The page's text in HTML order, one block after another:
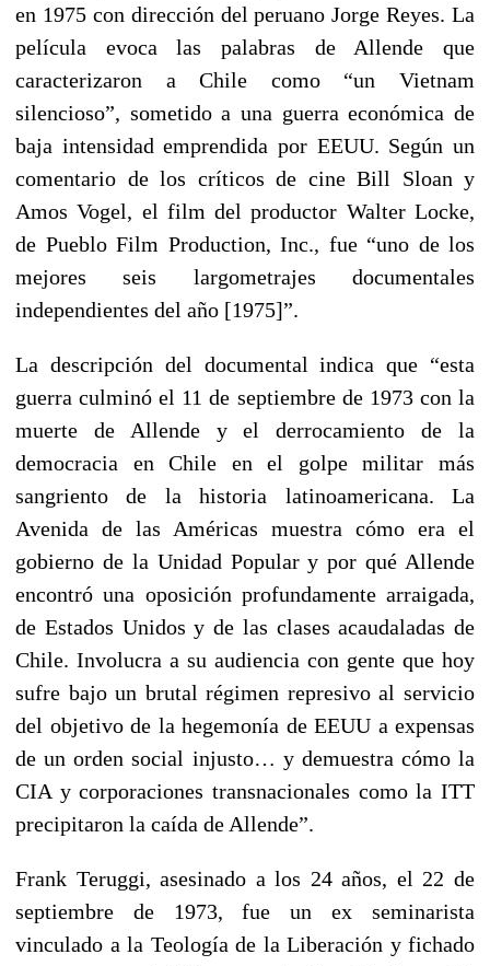
en 1975 con dirección del peruano Jorge Reyes. La
película evoca las palabras de Allende que
caracterizaron a Chile como “un Vietnam
silencioso”, sometido a una guerra económica de
baja intensidad emprendida por EEUU. Según un
comentario de los críticos de cine Bill Sloan y
Amos Vogel, el film del productor Walter Locke,
de Pueblo Film Production, Inc., fue “uno de los
mejores seis largometrajes documentales
independientes del año [1975]”.
La descripción del documental indica que “esta
guerra culminó el 11 de septiembre de 1973 con la
muerte de Allende y el derrocamiento de la
democracia en Chile en el golpe militar más
sangriento de la historia latinoamericana. La
Avenida de las Américas muestra cómo era el
gobierno de la Unidad Popular y por qué Allende
encontró una oposición profundamente arraigada,
de Estados Unidos y de las clases acaudaladas de
Chile. Involucra a su audiencia con gente que hoy
sufre bajo un brutal régimen represivo al servicio
del objetivo de la hegemonía de EEUU a expensas
de un orden social injusto… y demuestra cómo la
CIA y corporaciones transnacionales como la ITT
precipitaron la caída de Allende”.
Frank Teruggi, asesinado a los 24 años, el 22 de
septiembre de 1973, fue un ex seminarista
vinculado a la Teología de la Liberación y fichado